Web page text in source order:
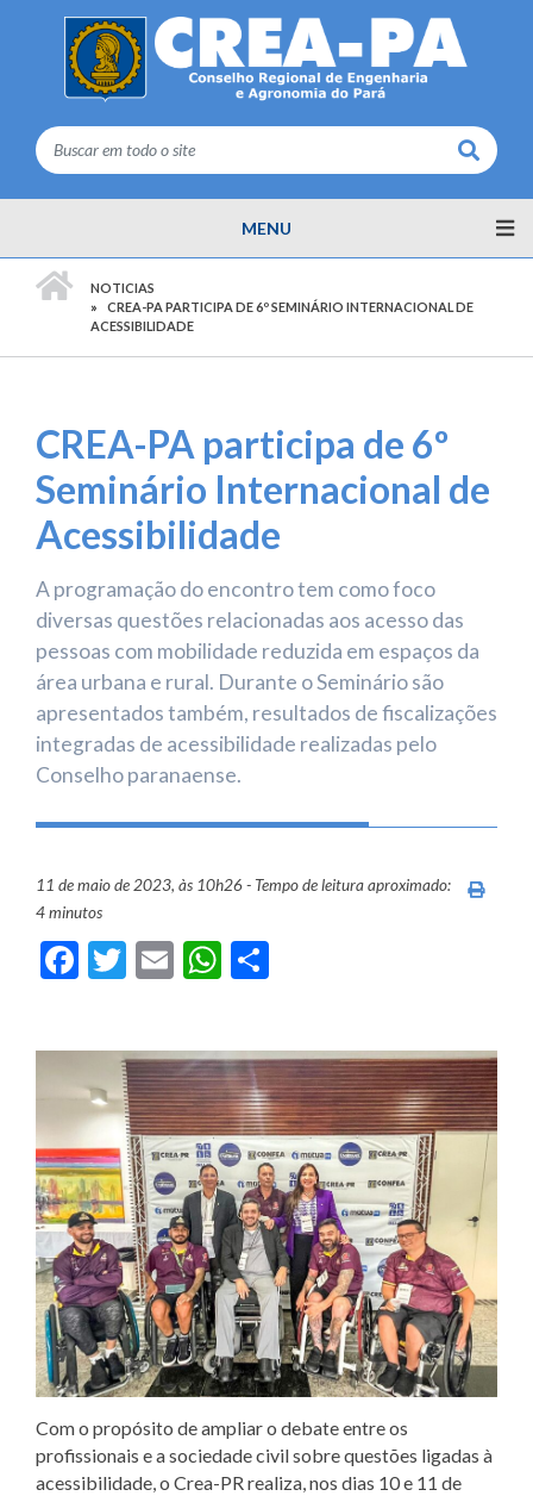
Buscar
MENU
NOTICIAS
CREA-PA PARTICIPA DE 6º SEMINÁRIO INTERNACIONAL DE
ACESSIBILIDADE
CREA-PA participa de 6º
Seminário Internacional de
Acessibilidade
A programação do encontro tem como foco
diversas questões relacionadas aos acesso das
pessoas com mobilidade reduzida em espaços da
área urbana e rural. Durante o Seminário são
apresentados também, resultados de fiscalizações
integradas de acessibilidade realizadas pelo
Conselho paranaense.
11 de maio de 2023, às 10h26 - Tempo de leitura aproximado:
4 minutos
Facebook
Twitter
EmailWhatsApp
Com o propósito de ampliar o debate entre os
profissionais e a sociedade civil sobre questões ligadas à
acessibilidade, o Crea-PR realiza, nos dias 10 e 11 de